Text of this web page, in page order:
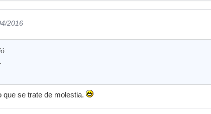
2016
que se trate de molestia.